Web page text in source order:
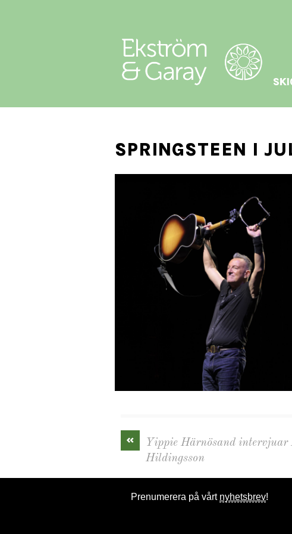
SPRINGSTEEN I
«
Yippie Härnösand intervjuar
Hildingsson
Prenumerera på vårt nyhetsbrev!